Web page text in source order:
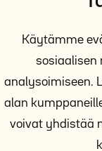
Käytämme
sosiaalisen
analysoimiseen.
alan
voivat yhdistää
neuvoja ja
selvitellään
kaikkia